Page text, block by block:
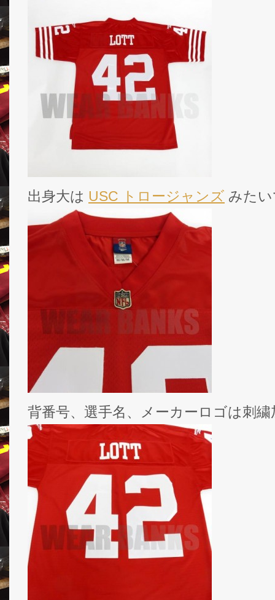
出身大は USC トロージャンズ みた
背番号、選手名、メーカーロゴは刺繍